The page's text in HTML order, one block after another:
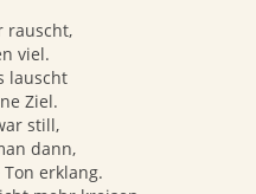
rauscht,
viel.
lauscht
Ziel.
still,
dann,
erklang.